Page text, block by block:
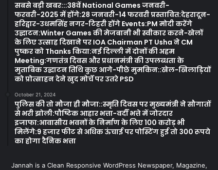
सबसे बड़ी खबर:::38वें National Games जनवरी-
फरवरी-2025 में होंगे:28 जनवरी-14 फरवरी प्रस्तावित:देहरादून-
हरिद्वार-उधमसिंह नगर-टिहरी होंगे Events:PM मोदी करेंगे
उद्घाटन:Winter Games की मेजबानी भी स्वीकार करने-खेलों
के लिए उत्साह दिखाने पर IOA Chairman PT Usha ने CM
पुष्कर को Thanks किया:नई दिल्ली में दोनों की अहम
Meeting:गणतंत्र दिवस और प्रधानमंत्री की उपलब्धता के
मुताबिक उद्घाटन तिथि कुछ आगे-पीछे मुमकिन::खेल-खिलाड़ियों
को प्रोत्साहन देने खुद मोर्चे पर उतरे PSD
October 21, 2024
पुलिस की तो मौजा ही मौजा::स्मृति दिवस पर मुख्यमंत्री ने सौगातों
से भरी झोली:पौष्टिक आहार भत्ता-वर्दी भत्ते में जोरदार
इजाफा:आवासीय भवनों के निर्माण के लिए 100 करोड़ भी
मिलेंगे:9 हजार फीट से अधिक ऊंचाई पर पोस्टिंग हुई तो 300 रूपये
का होगा दैनिक भत्ता
Jannah is a Clean Responsive WordPress Newspaper, Magazine,